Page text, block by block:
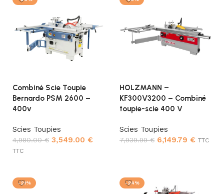
Combiné Scie Toupie
Bernardo PSM 2600 –
400v
Scies Toupies
4,980.00€ 3,549.00 €
TTC
HOLZMANN –
KF300V3200 – Combiné
toupie-scie 400 V
Scies Toupies
7,939.99€ 6,149.79 € TTC
-21% -24%